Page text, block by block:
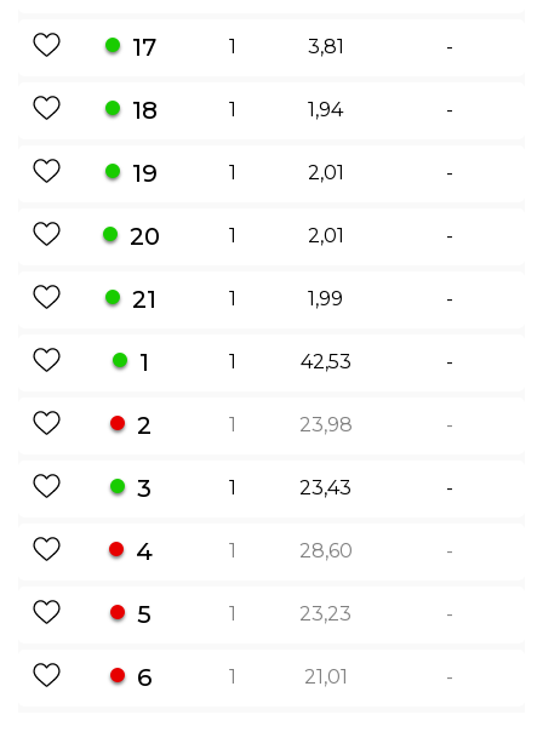
17 1 3,81 -
18 1 1,94 -
19 1 2,01 -
20 1 2,01 -
21 1 1,99 -
1 1 42,53 -
2 1 23,98 -
3 1 23,43 -
4 1 28,60 -
5 1 23,23 -
6 1 21,01 -